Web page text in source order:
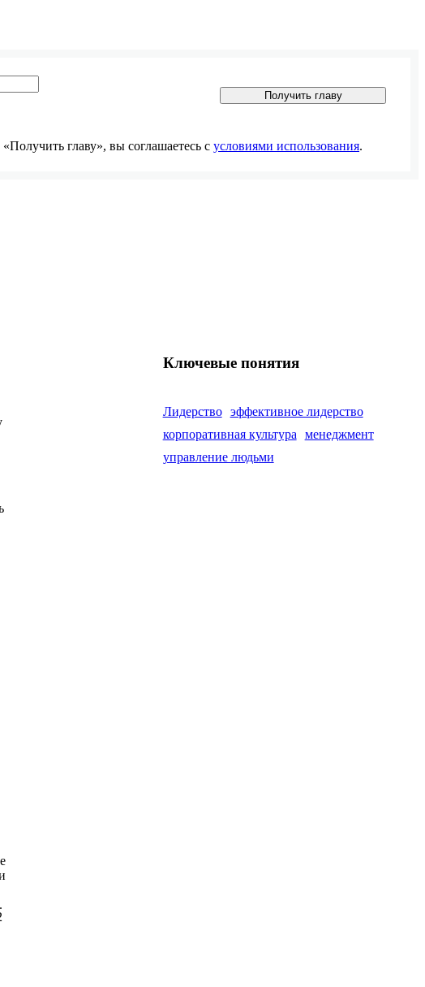
Ключевые понятия
Лидерство
эффективное лидерство
корпоративная культура
менеджмент
управление людьми
Получить главу
главу», вы соглашаетесь с условиями использования.